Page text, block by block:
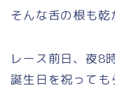
そんな舌の根も乾
レース前日、夜8
誕生日を祝って